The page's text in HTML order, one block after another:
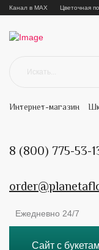
Канал в MAX Цветочная
Интернет-магазин
8 (800) 775-53-
Ежедневно 24/7
Сайт с